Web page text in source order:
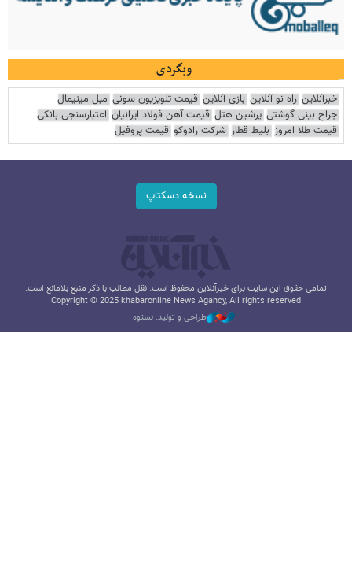
وبگردی
خبرآنلاین راه نو آنلاین بازی آنلاین قیمت تلویزیون سونی مبل مینیمال
جراح بینی گوشتی پرشین هتل قیمت آهن فولاد ایرانیان اعتبارسنجی بانکی
قیمت طلا امروز بلیط قطار شرکت رادوکو قیمت پروفیل
نسخه دسکتاپ
تمامی حقوق این سایت برای خبرآنلاین محفوظ است. نقل مطالب با ذکر منبع بلامانع است.
Copyright © 2025 khabaronline News Agancy, All rights reserved
طراحی و تولید: نستوه